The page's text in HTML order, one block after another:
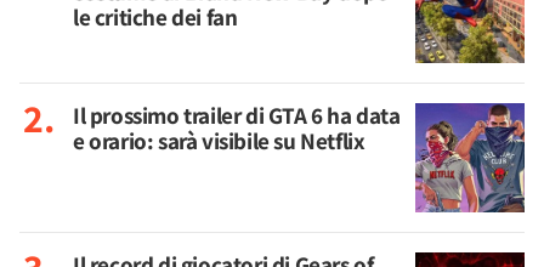
le critiche dei fan
Il prossimo trailer di GTA 6 ha data
e orario: sarà visibile su Netflix